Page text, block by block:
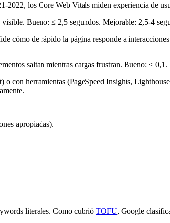
los Core Web Vitals miden experiencia de
Bueno: ≤ 2,5 segundos. Mejorable: 2,5-4
cómo de rápido la página responde a
saltan mientras cargas frustran. Bueno: ≤
con herramientas (PageSpeed Insights,
apropiadas).
literales. Como cubrió TOFU, Google